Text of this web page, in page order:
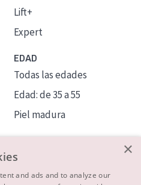
Lift+
Expert
EDAD
Todas las edades
Edad: de 35 a 55
Piel madura
×
and ads and to analyze our